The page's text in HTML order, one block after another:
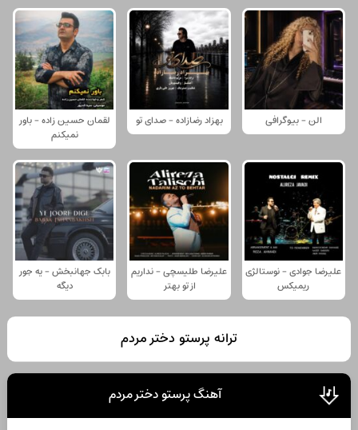
الن - بیوگرافی بهزاد رضازاده - صدای تو
لقمان حسین زاده - باور
نمیکنم
علیرضا جوادی - نوستالژی
ریمیکس
علیرضا طلیسچی - نداریم
از تو بهتر
بابک جهانبخش - یه جور
دیگه
ترانه پرستو دختر مردم
آهنگ پرستو دختر مردم